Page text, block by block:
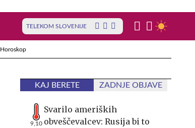
Horoskop
TELEKOM SLOVENIJE
KAJ BERETE ZADNJE OBJAVE
9,10
Svarilo ameriških
obveščevalcev: Rusija bi to